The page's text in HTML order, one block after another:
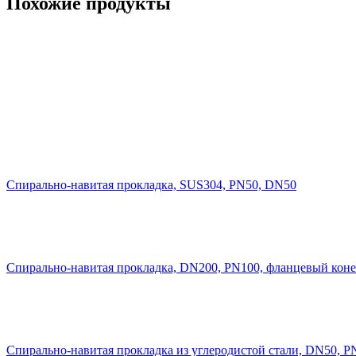
Cпирально-навитая прокладка, SUS304, PN50, DN50
Cпирально-навитая прокладка, DN200, PN100, фланцевый
Cпирально-навитая прокладка из углеродистой стали, DN50,